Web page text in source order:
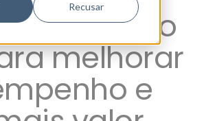
Recusar
em tempo
melhorar
e